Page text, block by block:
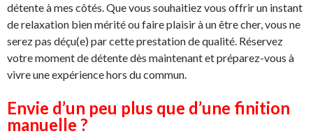
détente à mes côtés. Que vous souhaitiez vous offrir un instant
de relaxation bien mérité ou faire plaisir à un être cher, vous ne
serez pas déçu(e) par cette prestation de qualité. Réservez
votre moment de détente dès maintenant et préparez-vous à
vivre une expérience hors du commun.
Envie d’un peu plus que d’une finition
manuelle ?